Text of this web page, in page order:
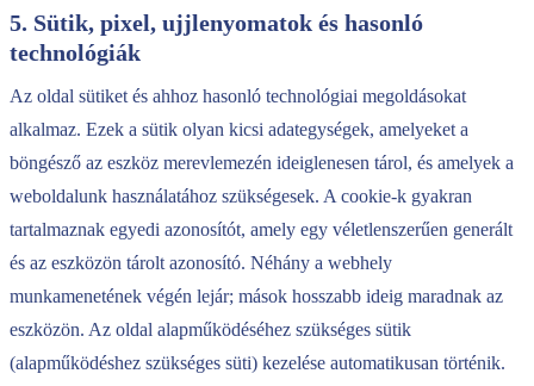
5. Sütik, pixel, ujjlenyomatok és hasonló
technológiák
Az oldal sütiket és ahhoz hasonló technológiai megoldásokat
alkalmaz. Ezek a sütik olyan kicsi adategységek, amelyeket a
böngésző az eszköz merevlemezén ideiglenesen tárol, és amelyek a
weboldalunk használatához szükségesek. A cookie-k gyakran
tartalmaznak egyedi azonosítót, amely egy véletlenszerűen generált
és az eszközön tárolt azonosító. Néhány a webhely
munkamenetének végén lejár; mások hosszabb ideig maradnak az
eszközön. Az oldal alapműködéséhez szükséges sütik
(alapműködéshez szükséges süti) kezelése automatikusan történik.